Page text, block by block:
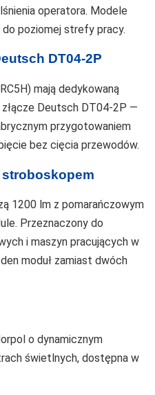
operatora. Modele
poziomej strefy pracy.
DT04-2P
mają dedykowaną
Deutsch DT04-2P —
przygotowaniem
bez cięcia przewodów.
1200 lm z pomarańczowym
Przeznaczony do
i maszyn pracujących w
moduł zamiast dwóch
o dynamicznym
świetlnych, dostępna w